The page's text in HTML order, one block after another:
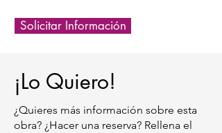
Solicitar Información
¡Lo Quiero!
¿Quieres más información sobre esta
obra? ¿Hacer una reserva? Rellena el